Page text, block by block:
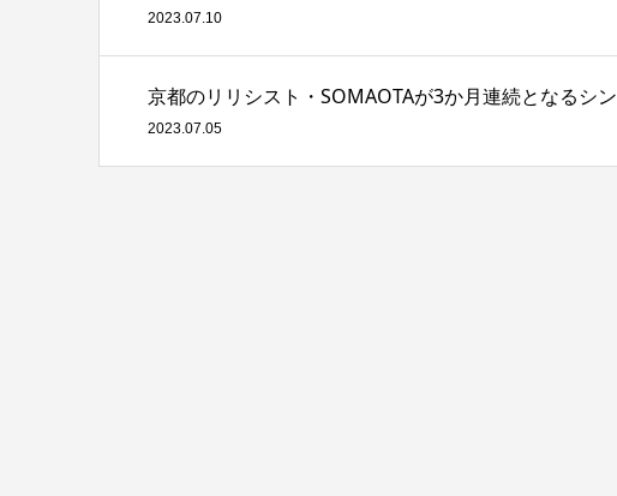
2023.07.10
京都のリリシスト・SOMAOTAが3か月連続となるシ
2023.07.05